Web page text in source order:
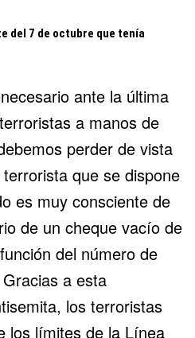
del 7 de octubre que tenía
ante la última
a manos de
perder de vista
que se dispone
es muy consciente de
de un cheque vacío de
del número de
a esta
los terroristas
los límites de la Línea